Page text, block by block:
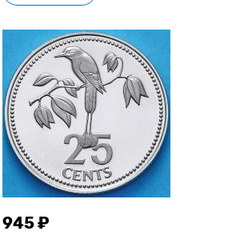
945 ₽